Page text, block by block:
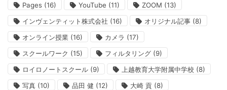
Pages (16) YouTube (11) ZOOM (13)
インヴェンティット株式会社 (16) オリジナル記事 (8)
オンライン授業 (16) カメラ (17)
スクールワーク (15) フィルタリング (9)
ロイロノートスクール (9) 上越教育大学附属中学校 (8)
写真 (10) 品田 健 (12) 大崎 貢 (8)